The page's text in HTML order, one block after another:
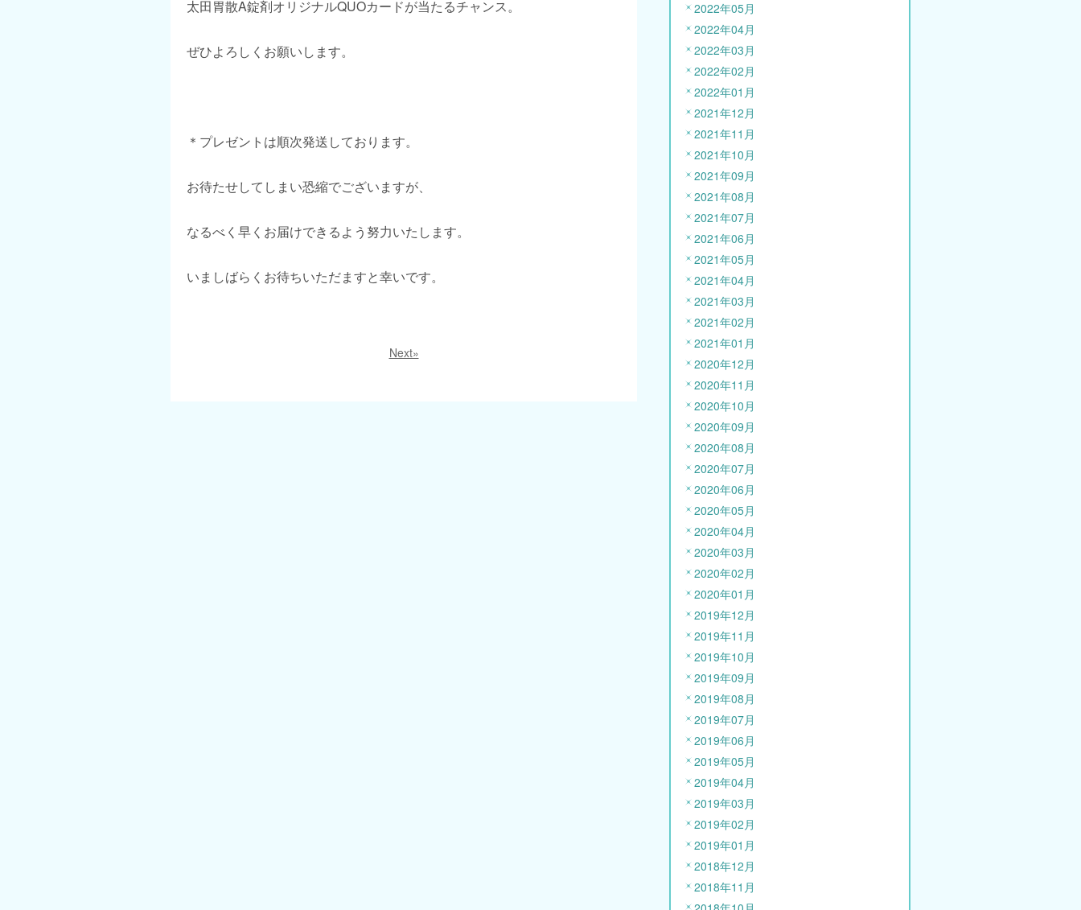
太田胃散A錠剤オリジナルQUOカードが当たるチャンス。
ぜひよろしくお願いします。
＊プレゼントは順次発送しております。
お待たせしてしまい恐縮でございますが、
なるべく早くお届けできるよう努力いたします。
いましばらくお待ちいただますと幸いです。
Next»
2022年05月
2022年04月
2022年03月
2022年02月
2022年01月
2021年12月
2021年11月
2021年10月
2021年09月
2021年08月
2021年07月
2021年06月
2021年05月
2021年04月
2021年03月
2021年02月
2021年01月
2020年12月
2020年11月
2020年10月
2020年09月
2020年08月
2020年07月
2020年06月
2020年05月
2020年04月
2020年03月
2020年02月
2020年01月
2019年12月
2019年11月
2019年10月
2019年09月
2019年08月
2019年07月
2019年06月
2019年05月
2019年04月
2019年03月
2019年02月
2019年01月
2018年12月
2018年11月